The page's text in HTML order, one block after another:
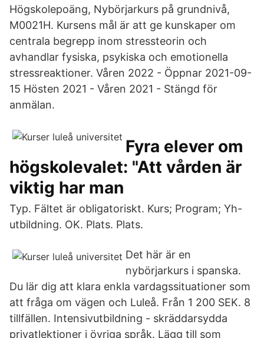
Högskolepoäng, Nybörjarkurs på grundnivå,
M0021H. Kursens mål är att ge kunskaper om
centrala begrepp inom stressteorin och
avhandlar fysiska, psykiska och emotionella
stressreaktioner. Våren 2022 - Öppnar 2021-09-
15 Hösten 2021 - Våren 2021 - Stängd för
anmälan.
Fyra elever om
högskolevalet: "Att vården är
viktig har man
Typ. Fältet är obligatoriskt. Kurs; Program; Yh-
utbildning. OK. Plats. Plats.
Det här är en
nybörjarkurs i spanska.
Du lär dig att klara enkla vardagssituationer som
att fråga om vägen och Luleå. Från 1 200 SEK. 8
tillfällen. Intensivutbildning - skräddarsydda
privatlektioner i övriga språk. Lägg till som